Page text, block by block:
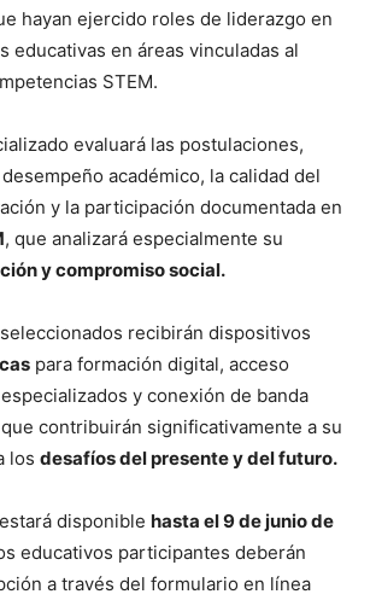
hayan ejercido roles de liderazgo en
educativas en áreas vinculadas al
STEM.
evaluará las postulaciones,
académico, la calidad del
y la participación documentada en
, que analizará especialmente su
y compromiso social.
recibirán dispositivos
para formación digital, acceso
especializados y conexión de banda
contribuirán significativamente a su
los desafíos del presente y del futuro.
disponible hasta el 9 de junio de
educativos participantes deberán
a través del formulario en línea